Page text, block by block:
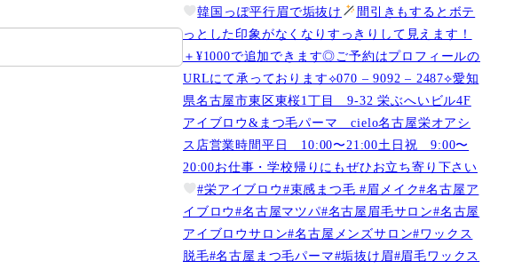
韓国っぽ平行眉で垢抜け
間引きもするとボテ
っとした印象がなくなりすっきりして見えます！
＋¥1000で追加できます◎ご予約はプロフィールの
URLにて承っております⟡070 – 9092 – 2487⟡愛知
県名古屋市東区東桜1丁目 9-32 栄ぶへいビル4F
アイブロウ&まつ毛パーマ cielo名古屋栄オアシ
ス店営業時間平日 10:00〜21:00土日祝 9:00〜
20:00お仕事・学校帰りにもぜひお立ち寄り下さい
#栄アイブロウ#束感まつ毛 #眉メイク#名古屋ア
イブロウ#名古屋マツパ#名古屋眉毛サロン#名古屋
アイブロウサロン#名古屋メンズサロン#ワックス
脱毛#名古屋まつ毛パーマ#垢抜け眉#眉毛ワックス